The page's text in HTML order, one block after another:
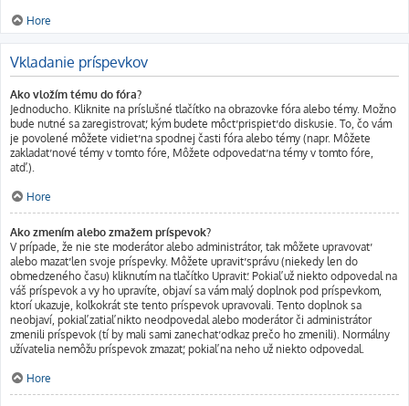
Hore
Vkladanie príspevkov
Ako vložím tému do fóra?
Jednoducho. Kliknite na príslušné tlačítko na obrazovke fóra alebo témy. Možno
bude nutné sa zaregistrovať, kým budete môcť prispieť do diskusie. To, čo vám
je povolené môžete vidieť na spodnej časti fóra alebo témy (napr. Môžete
zakladať nové témy v tomto fóre, Môžete odpovedať na témy v tomto fóre,
atď.).
Hore
Ako zmením alebo zmažem príspevok?
V prípade, že nie ste moderátor alebo administrátor, tak môžete upravovať
alebo mazať len svoje príspevky. Môžete upraviť správu (niekedy len do
obmedzeného času) kliknutím na tlačítko Upraviť. Pokiaľ už niekto odpovedal na
váš príspevok a vy ho upravíte, objaví sa vám malý doplnok pod príspevkom,
ktorí ukazuje, koľkokrát ste tento príspevok upravovali. Tento doplnok sa
neobjaví, pokiaľ zatiaľ nikto neodpovedal alebo moderátor či administrátor
zmenili príspevok (tí by mali sami zanechať odkaz prečo ho zmenili). Normálny
užívatelia nemôžu príspevok zmazať, pokiaľ na neho už niekto odpovedal.
Hore